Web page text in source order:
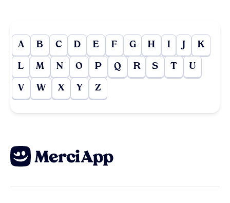
A B C D E F G H I J K
L M N O P Q R S T U
V W X Y Z